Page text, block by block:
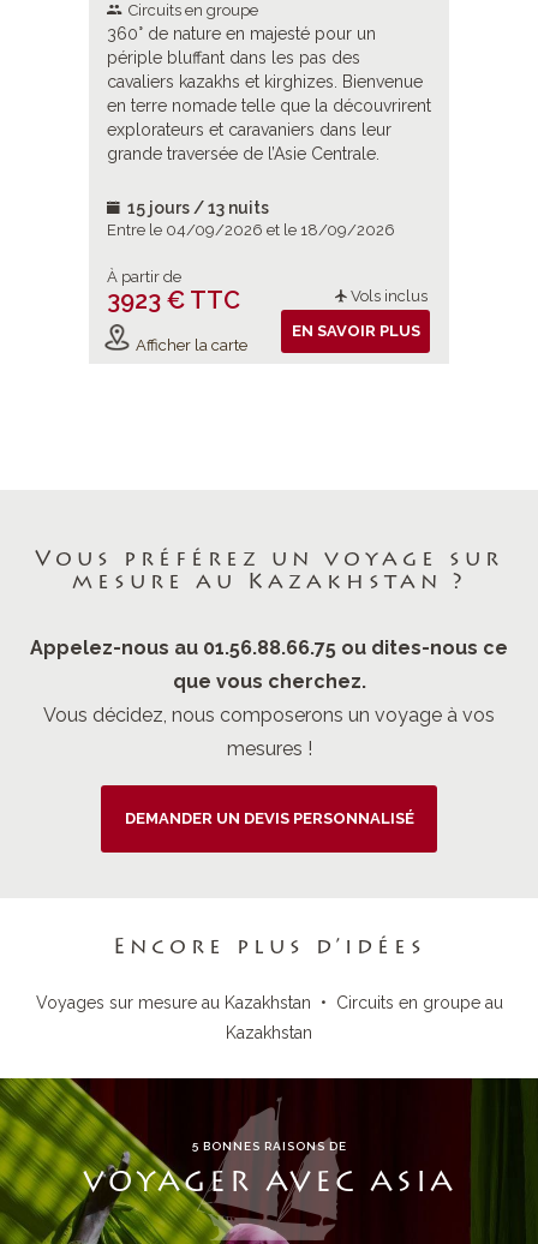
Circuits en groupe
360° de nature en majesté pour un
périple bluffant dans les pas des
cavaliers kazakhs et kirghizes. Bienvenue
en terre nomade telle que la découvrirent
explorateurs et caravaniers dans leur
grande traversée de l’Asie Centrale.
15 jours / 13 nuits
Entre le 04/09/2026 et le 18/09/2026
À partir de
3923 € TTC Vols inclus
Afficher la carte
EN SAVOIR PLUS
Vous préférez un voyage sur
mesure au Kazakhstan ?
Appelez-nous au 01.56.88.66.75 ou dites-nous ce
que vous cherchez.
Vous décidez, nous composerons un voyage à vos
mesures !
DEMANDER UN DEVIS PERSONNALISÉ
Encore plus d’idées
Voyages sur mesure au Kazakhstan • Circuits en groupe au
Kazakhstan
5 BONNES RAISONS DE
VOYAGER AVEC ASIA